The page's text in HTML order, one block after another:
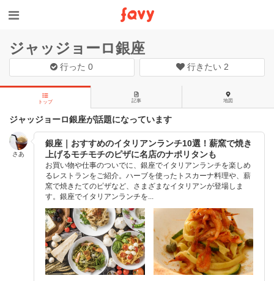
ジャッジョーロ銀座
行った0 行きたい 2
トップ 記事 地図
ジャッジョーロ銀座が話題になっています
さあ
銀座｜おすすめのイタリアンランチ10選！薪窯で焼き
上げるモチモチのピザに名店のナポリタンも
お買い物や仕事のついでに、銀座でイタリアンランチを楽しめ
るレストランをご紹介。ハーブを使ったトスカーナ料理や、薪
窯で焼きたてのピザなど、さまざまなイタリアンが登場しま
す。銀座でイタリアンランチを...